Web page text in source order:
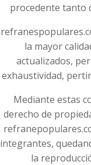
procedente tanto
la mayor
actualizados,
exhaustividad,
Mediante estas
derecho de
integrantes,
la